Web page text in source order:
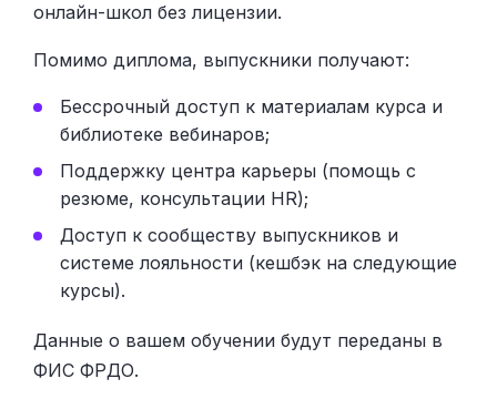
онлайн-школ без лицензии.
Помимо диплома, выпускники получают:
Бессрочный доступ к материалам курса и
библиотеке вебинаров;
Поддержку центра карьеры (помощь с
резюме, консультации HR);
Доступ к сообществу выпускников и
системе лояльности (кешбэк на следующие
курсы).
Данные о вашем обучении будут переданы в
ФИС ФРДО.